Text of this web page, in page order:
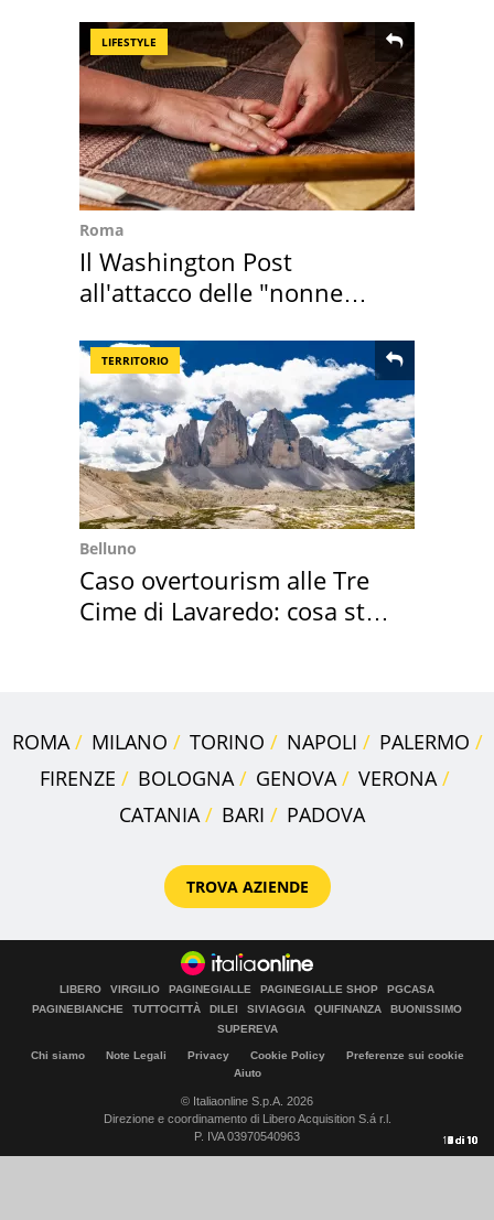
1di10
2di10
3di10
4di10
5di10
6di10
7di10
8di10
9di10
10di10
LIFESTYLE
Roma
Il Washington Post
all'attacco delle "nonne
TERRITORIO
Belluno
Caso overtourism alle Tre
Cime di Lavaredo: cosa sta
ROMA MILANO TORINO NAPOLI
PALERMO
FIRENZE
BOLOGNA GENOVA
VERONA
CATANIA
BARI PADOVA
TROVA AZIENDE
LIBERO VIRGILIO PAGINEGIALLE PAGINEGIALLE SHOP
PGCASA
PAGINEBIANCHE
TUTTOCITTÀ DILEI SIVIAGGIA QUIFINANZA
BUONISSIMO
SUPEREVA
Chi siamo Note Legali Privacy Cookie Policy
Preferenze sui cookie
Aiuto
© Italiaonline S.p.A. 2026
Direzione e coordinamento di Libero Acquisition S.á r.l.
P. IVA 03970540963